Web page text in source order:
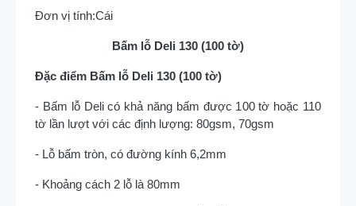
Đơn vị tính:Cái
Bấm lỗ Deli 130 (100 tờ)
Đặc điểm Bấm lỗ Deli 130 (100 tờ)
- Bấm lỗ Deli có khả năng bấm được 100 tờ hoặc 110
tờ lần lượt với các định lượng: 80gsm, 70gsm
- Lỗ bấm tròn, có đường kính 6,2mm
- Khoảng cách 2 lỗ là 80mm